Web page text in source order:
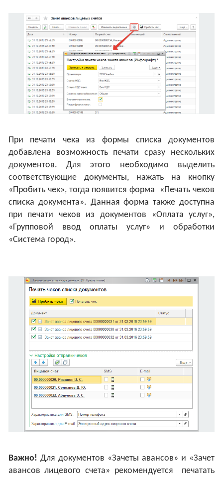
При печати чека из формы списка документов
добавлена возможность печати сразу нескольких
документов. Для этого необходимо выделить
соответствующие документы, нажать на кнопку
«Пробить чек», тогда появится форма «Печать чеков
списка документа». Данная форма также доступна
при печати чеков из документов «Оплата услуг»,
«Групповой ввод оплаты услуг» и обработки
«Система город».
Важно! Для документов «Зачеты авансов» и «Зачет
авансов лицевого счета» рекомендуется печатать